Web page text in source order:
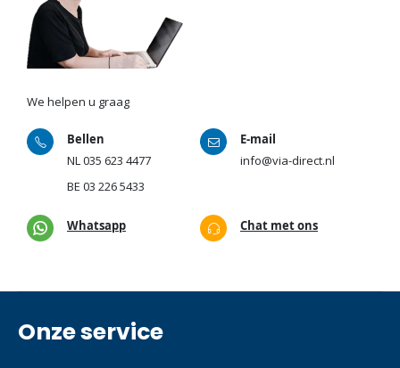
We helpen u graag
Bellen
NL035 623 4477
BE 03 226 5433
E-mail
info@via-direct.nl
Whatsapp Chat met ons
Onze service